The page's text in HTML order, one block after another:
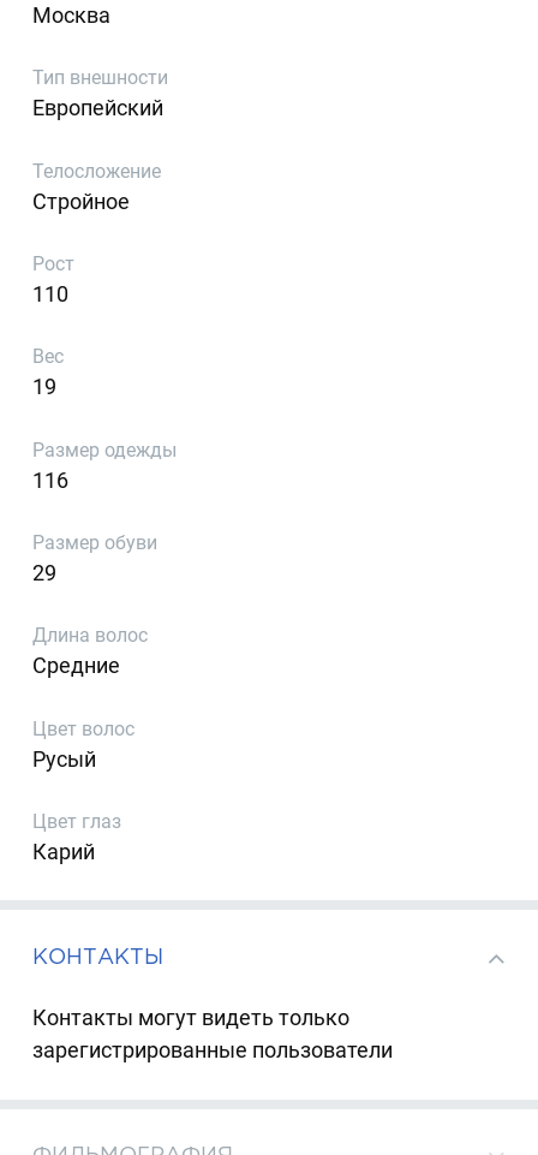
Москва
Тип внешности
Европейский
Телосложение
Стройное
Рост
110
Вес
19
Размер одежды
116
Размер обуви
29
Длина волос
Средние
Цвет волос
Русый
Цвет глаз
Карий
КОНТАКТЫ
Контакты могут видеть только
зарегистрированные пользователи